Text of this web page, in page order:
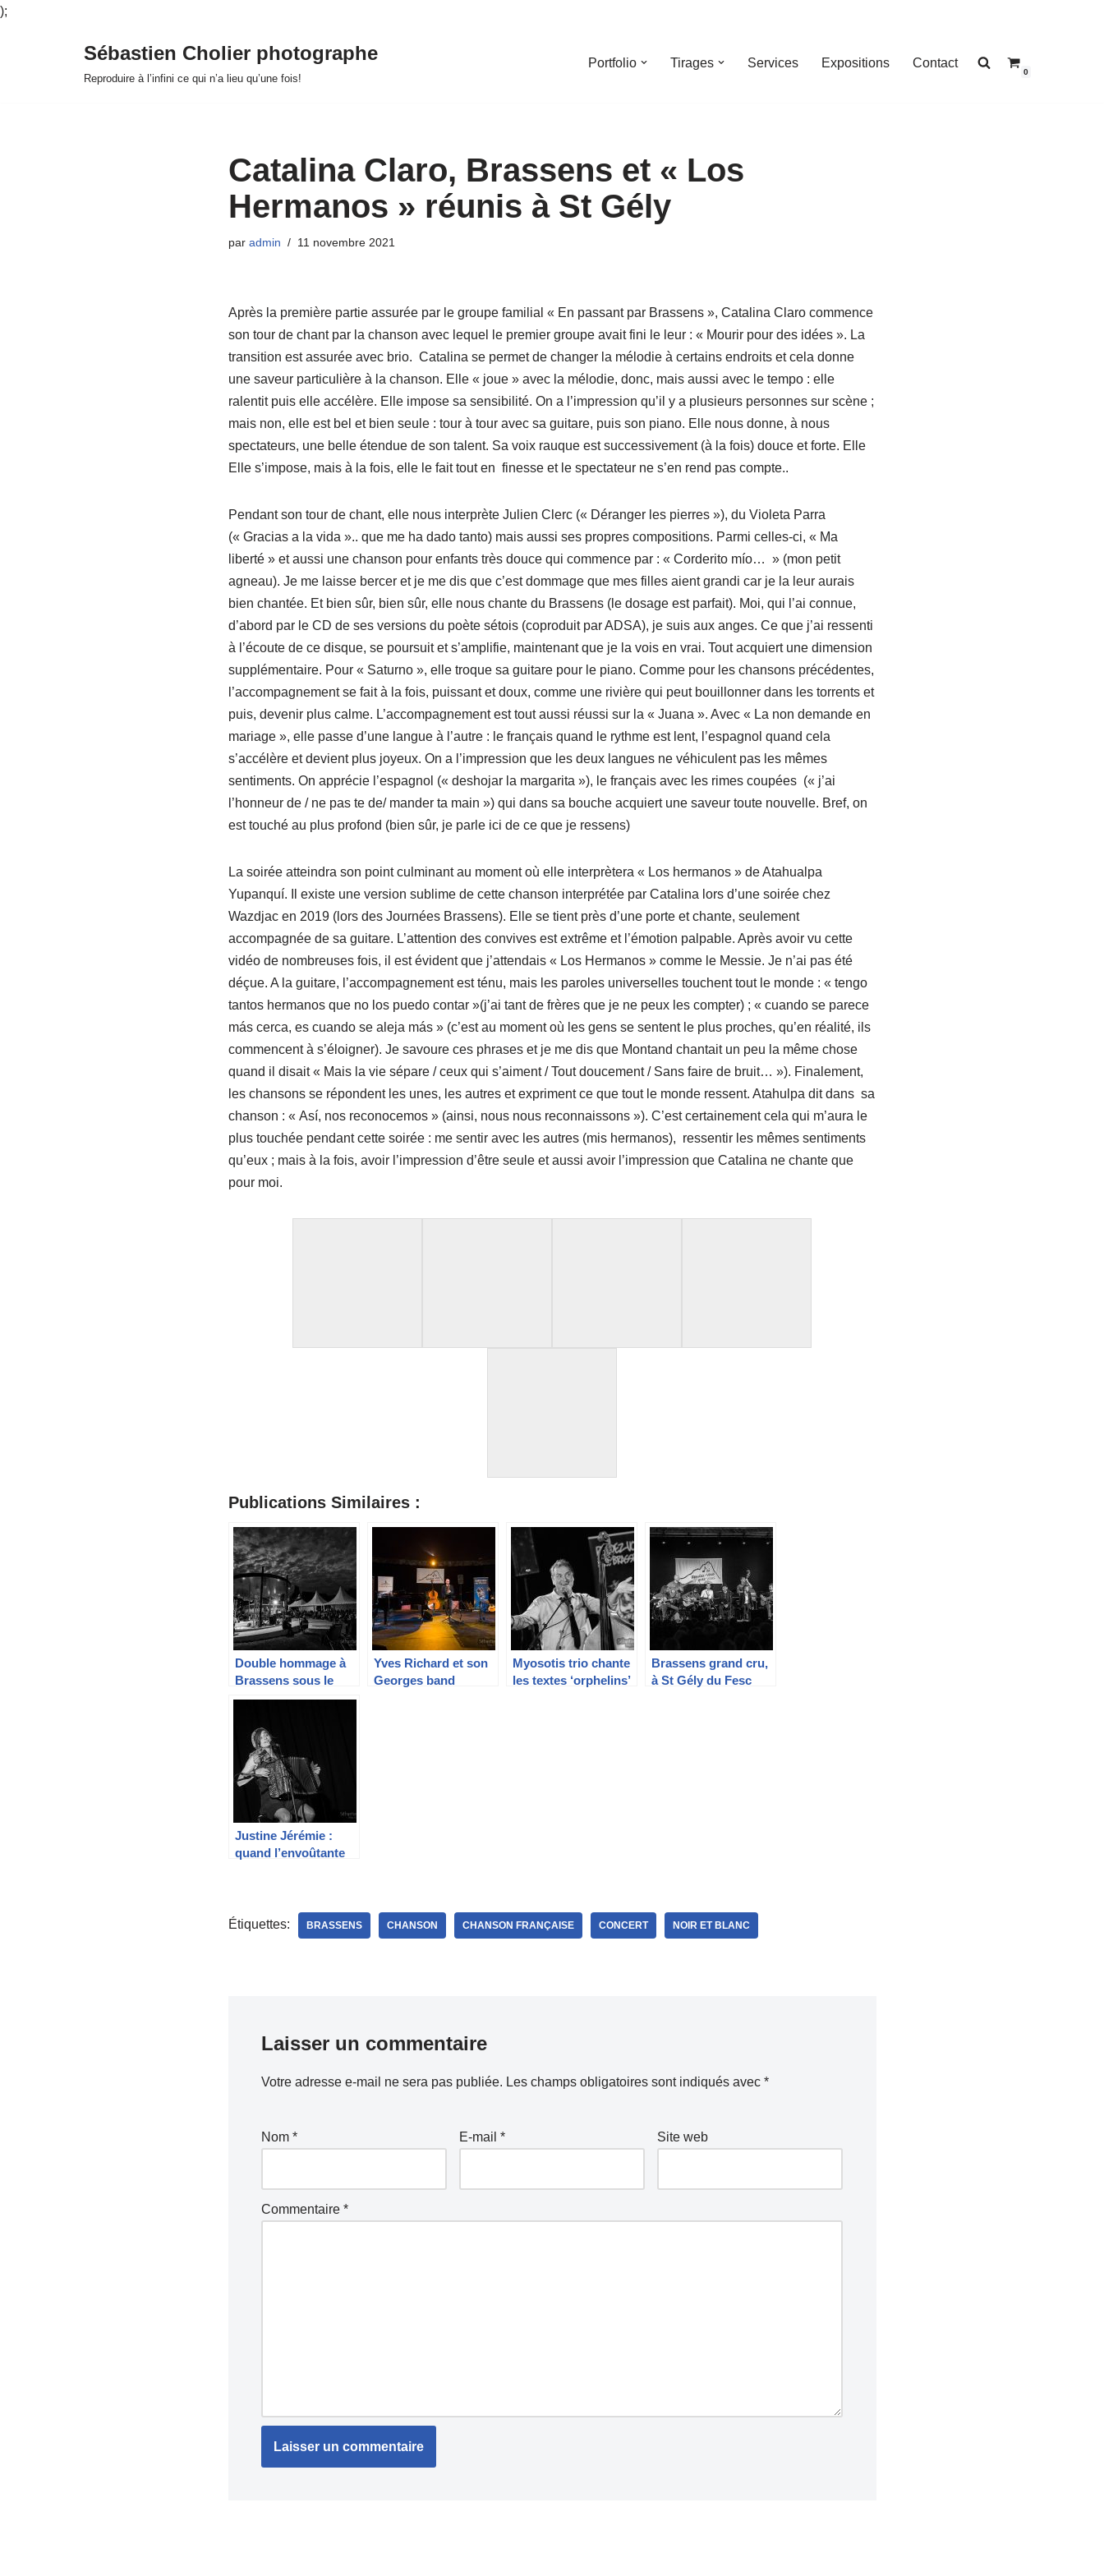
);
Sébastien Cholier photographe
Reproduire à l’infini ce qui n’a lieu qu’une fois!
Portfolio Tirages Services Expositions Contact
0
Catalina Claro, Brassens et « Los
Hermanos » réunis à St Gély
par admin 11 novembre 2021
Après la première partie assurée par le groupe familial « En passant par Brassens », Catalina Claro commence
son tour de chant par la chanson avec lequel le premier groupe avait fini le leur : « Mourir pour des idées ». La
transition est assurée avec brio. Catalina se permet de changer la mélodie à certains endroits et cela donne
une saveur particulière à la chanson. Elle « joue » avec la mélodie, donc, mais aussi avec le tempo : elle
ralentit puis elle accélère. Elle impose sa sensibilité. On a l’impression qu’il y a plusieurs personnes sur scène ;
mais non, elle est bel et bien seule : tour à tour avec sa guitare, puis son piano. Elle nous donne, à nous
spectateurs, une belle étendue de son talent. Sa voix rauque est successivement (à la fois) douce et forte. Elle
Elle s’impose, mais à la fois, elle le fait tout en finesse et le spectateur ne s’en rend pas compte..
Pendant son tour de chant, elle nous interprète Julien Clerc (« Déranger les pierres »), du Violeta Parra
(« Gracias a la vida ».. que me ha dado tanto) mais aussi ses propres compositions. Parmi celles-ci, « Ma
liberté » et aussi une chanson pour enfants très douce qui commence par : « Corderito mío… » (mon petit
agneau). Je me laisse bercer et je me dis que c’est dommage que mes filles aient grandi car je la leur aurais
bien chantée. Et bien sûr, bien sûr, elle nous chante du Brassens (le dosage est parfait). Moi, qui l’ai connue,
d’abord par le CD de ses versions du poète sétois (coproduit par ADSA), je suis aux anges. Ce que j’ai ressenti
à l’écoute de ce disque, se poursuit et s’amplifie, maintenant que je la vois en vrai. Tout acquiert une dimension
supplémentaire. Pour « Saturno », elle troque sa guitare pour le piano. Comme pour les chansons précédentes,
l’accompagnement se fait à la fois, puissant et doux, comme une rivière qui peut bouillonner dans les torrents et
puis, devenir plus calme. L’accompagnement est tout aussi réussi sur la « Juana ». Avec « La non demande en
mariage », elle passe d’une langue à l’autre : le français quand le rythme est lent, l’espagnol quand cela
s’accélère et devient plus joyeux. On a l’impression que les deux langues ne véhiculent pas les mêmes
sentiments. On apprécie l’espagnol (« deshojar la margarita »), le français avec les rimes coupées (« j’ai
l’honneur de / ne pas te de/ mander ta main ») qui dans sa bouche acquiert une saveur toute nouvelle. Bref, on
est touché au plus profond (bien sûr, je parle ici de ce que je ressens)
La soirée atteindra son point culminant au moment où elle interprètera « Los hermanos » de Atahualpa
Yupanquí. Il existe une version sublime de cette chanson interprétée par Catalina lors d’une soirée chez
Wazdjac en 2019 (lors des Journées Brassens). Elle se tient près d’une porte et chante, seulement
accompagnée de sa guitare. L’attention des convives est extrême et l’émotion palpable. Après avoir vu cette
vidéo de nombreuses fois, il est évident que j’attendais « Los Hermanos » comme le Messie. Je n’ai pas été
déçue. A la guitare, l’accompagnement est ténu, mais les paroles universelles touchent tout le monde : « tengo
tantos hermanos que no los puedo contar »(j’ai tant de frères que je ne peux les compter) ; « cuando se parece
más cerca, es cuando se aleja más » (c’est au moment où les gens se sentent le plus proches, qu’en réalité, ils
commencent à s’éloigner). Je savoure ces phrases et je me dis que Montand chantait un peu la même chose
quand il disait « Mais la vie sépare / ceux qui s’aiment / Tout doucement / Sans faire de bruit… »). Finalement,
les chansons se répondent les unes, les autres et expriment ce que tout le monde ressent. Atahulpa dit dans sa
chanson : « Así, nos reconocemos » (ainsi, nous nous reconnaissons »). C’est certainement cela qui m’aura le
plus touchée pendant cette soirée : me sentir avec les autres (mis hermanos), ressentir les mêmes sentiments
qu’eux ; mais à la fois, avoir l’impression d’être seule et aussi avoir l’impression que Catalina ne chante que
pour moi.
Publications Similaires :
Double hommage à
Brassens sous le
kiosque de
Yves Richard et son
Georges band
Myosotis trio chante
les textes ‘orphelins’
Brassens grand cru,
à St Gély du Fesc
Justine Jérémie :
quand l’envoûtante
l’Argentière…..
Étiquettes: BRASSENS CHANSON CHANSON FRANÇAISE CONCERT NOIR ET BLANC
Laisser un commentaire
Votre adresse e-mail ne sera pas publiée. Les champs obligatoires sont indiqués avec *
Nom * E-mail * Site web
Commentaire *